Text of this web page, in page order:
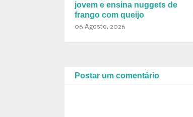
jovem e ensina nuggets de
frango com queijo
06 Agosto, 2026
Postar um comentário